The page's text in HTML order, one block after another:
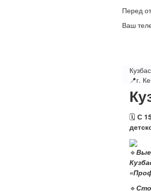
Перед
Ваш
📍г.
🗓 С
🔹
🔹